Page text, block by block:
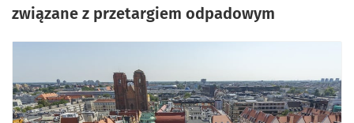
związane z przetargiem odpadowym